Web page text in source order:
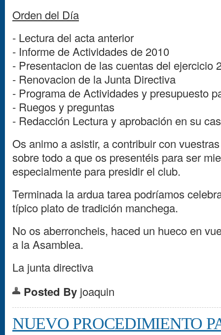
Orden del Día
- Lectura del acta anterior
- Informe de Actividades de 2010
- Presentacion de las cuentas del ejercicio
- Renovacion de la Junta Directiva
- Programa de Actividades y presupuesto
- Ruegos y preguntas
- Redacción Lectura y aprobación en su
Os animo a asistir, a contribuir con
sobre todo a que os presentéis para ser
especialmente para presidir el club.
Terminada la ardua tarea podríamos
típico plato de tradición manchega.
No os aberroncheis, haced un hueco en
a la Asamblea.
La junta directiva
Posted By joaquin
NUEVO PROCEDIMIENTO